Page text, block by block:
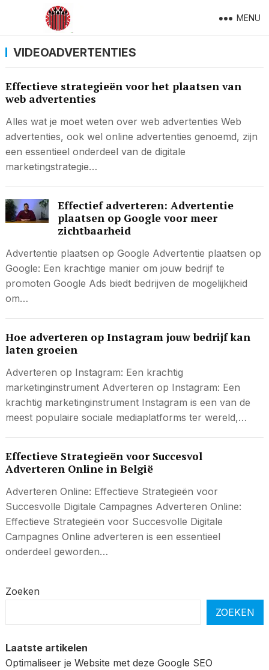
MENU
VIDEOADVERTENTIES
Effectieve strategieën voor het plaatsen van
web advertenties
Alles wat je moet weten over web advertenties Web
advertenties, ook wel online advertenties genoemd, zijn
een essentieel onderdeel van de digitale
marketingstrategie…
Effectief adverteren: Advertentie
plaatsen op Google voor meer
zichtbaarheid
Advertentie plaatsen op Google Advertentie plaatsen op
Google: Een krachtige manier om jouw bedrijf te
promoten Google Ads biedt bedrijven de mogelijkheid
om…
Hoe adverteren op Instagram jouw bedrijf kan
laten groeien
Adverteren op Instagram: Een krachtig
marketinginstrument Adverteren op Instagram: Een
krachtig marketinginstrument Instagram is een van de
meest populaire sociale mediaplatforms ter wereld,…
Effectieve Strategieën voor Succesvol
Adverteren Online in België
Adverteren Online: Effectieve Strategieën voor
Succesvolle Digitale Campagnes Adverteren Online:
Effectieve Strategieën voor Succesvolle Digitale
Campagnes Online adverteren is een essentieel
onderdeel geworden…
Zoeken
ZOEKEN
Laatste artikelen
Optimaliseer je Website met deze Google SEO